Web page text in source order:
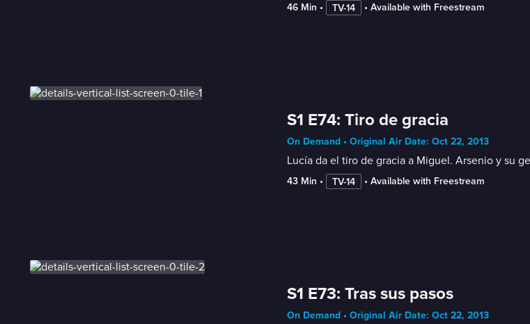
46 Min • TV-14 • Available with Freestream
S1 E74: Tiro de gracia
On Demand • Original Air Date: Oct 22, 2013
Lucía da el tiro de gracia a Miguel. Arsenio y su
43 Min • TV-14 • Available with Freestream
S1 E73: Tras sus pasos
On Demand • Original Air Date: Oct 22, 2013